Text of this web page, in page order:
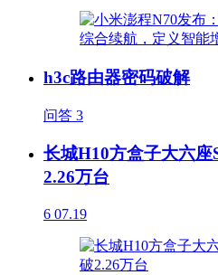
h3c路由器密码破解
问答 3
长城H10方盒子大六
2.26万台
6 07.19